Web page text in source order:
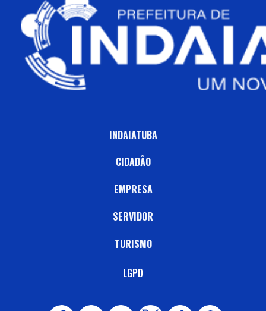
INDAIATUBA
CIDADÃO
EMPRESA
SERVIDOR
TURISMO
LGPD